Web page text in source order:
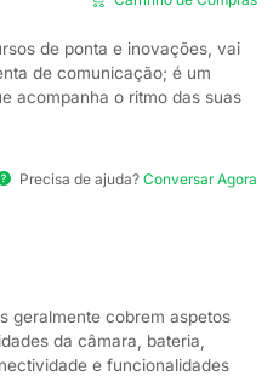
de ponta e inovações, vai
de comunicação; é um
acompanha o ritmo das suas
Precisa de ajuda?Conversar Agora
geralmente cobrem aspetos
da câmara, bateria,
e funcionalidades